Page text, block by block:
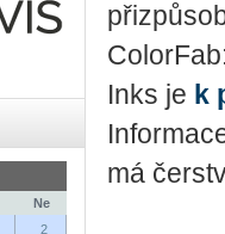
Ne
2
Inks je k
má